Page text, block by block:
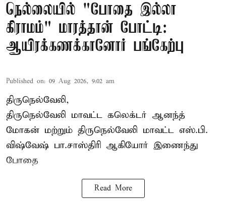
நெல்லையில் "போதை இல்லா
கிராமம்" மாரத்தான் போட்டி:
ஆயிரக்கணக்கானோர் பங்கேற்பு
Published on: 09 Aug 2026, 9:02 am
திருநெல்வேலி,
திருநெல்வேலி மாவட்ட கலெக்டர் ஆனந்த்
மோகன் மற்றும் திருநெல்வேலி மாவட்ட எஸ்.பி.
விஷ்வேஷ் பா.சாஸ்திரி ஆகியோர் இணைந்து
போதை
Read More